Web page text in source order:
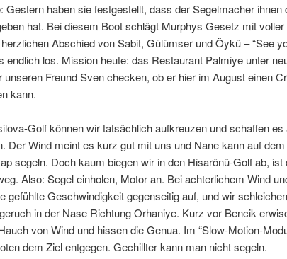
Gestern haben sie festgestellt, dass der Segelmacher ihnen
hat. Bei diesem Boot schlägt Murphys Gesetz mit
Abschied von Sabit, Gülümser und Öykü – “See
endlich los. Mission heute: das Restaurant Palmiye unter
unseren Freund Sven checken, ob er hier im August einen
kann.
Golf können wir tatsächlich aufkreuzen und schaffen es
Der Wind meint es kurz gut mit uns und Nane kann auf
segeln. Doch kaum biegen wir in den Hisarönü-Golf ab, ist
Also: Segel einholen, Motor an. Bei achterlichem Wind
gefühlte Geschwindigkeit gegenseitig auf, und wir
in der Nase Richtung Orhaniye. Kurz vor Bencik
von Wind und hissen die Genua. Im “Slow-Motion-
dem Ziel entgegen. Gechillter kann man nicht segeln.